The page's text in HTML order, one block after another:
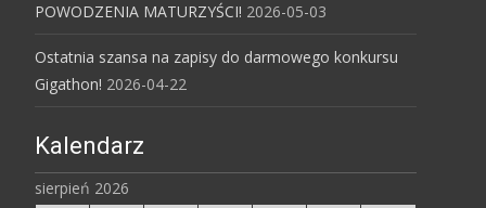
POWODZENIA MATURZYŚCI! 2026-05-03
Ostatnia szansa na zapisy do darmowego konkursu
Gigathon! 2026-04-22
Kalendarz
sierpień 2026